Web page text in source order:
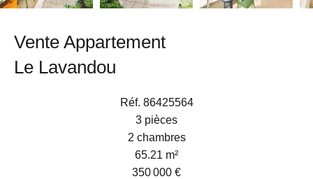
Vente Appartement
Le Lavandou
Réf. 86425564
3 pièces
2 chambres
65.21 m²
350 000 €